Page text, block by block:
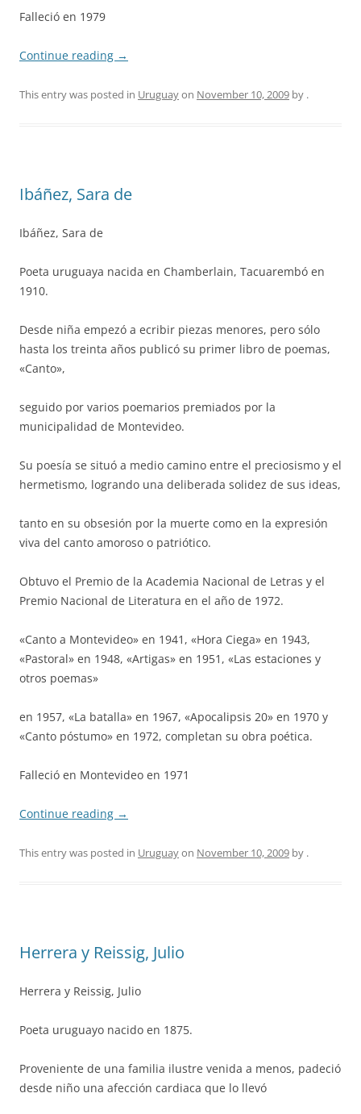
Falleció en 1979
Continue reading →
This entry was posted in Uruguayon November 10, 2009 by .
Ibáñez, Sara de
Ibáñez, Sara de
Poeta uruguaya nacida en Chamberlain, Tacuarembó en
1910.
Desde niña empezó a ecribir piezas menores, pero sólo
hasta los treinta años publicó su primer libro de poemas,
«Canto»,
seguido por varios poemarios premiados por la
municipalidad de Montevideo.
Su poesía se situó a medio camino entre el preciosismo y el
hermetismo, logrando una deliberada solidez de sus ideas,
tanto en su obsesión por la muerte como en la expresión
viva del canto amoroso o patriótico.
Obtuvo el Premio de la Academia Nacional de Letras y el
Premio Nacional de Literatura en el año de 1972.
«Canto a Montevideo» en 1941, «Hora Ciega» en 1943,
«Pastoral» en 1948, «Artigas» en 1951, «Las estaciones y
otros poemas»
en 1957, «La batalla» en 1967, «Apocalipsis 20» en 1970 y
«Canto póstumo» en 1972, completan su obra poética.
Falleció en Montevideo en 1971
Continue reading →
This entry was posted in Uruguayon November 10, 2009 by .
Herrera y Reissig, Julio
Herrera y Reissig, Julio
Poeta uruguayo nacido en 1875.
Proveniente de una familia ilustre venida a menos, padeció
desde niño una afección cardiaca que lo llevó